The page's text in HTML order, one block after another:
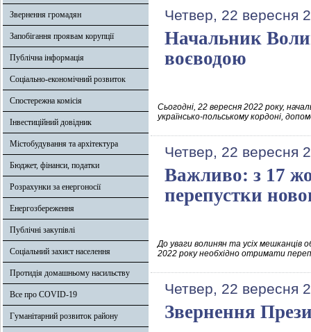
Звернення громадян
Запобігання проявам корупції
Публічна інформація
Соціально-економічний розвиток
Спостережна комісія
Інвестиційний довідник
Містобудування та архітектура
Бюджет, фінанси, податки
Розрахунки за енергоносії
Енергозбереження
Публічні закупівлі
Соціальний захист населення
Протидія домашньому насильству
Все про COVID-19
Гуманітарний розвиток району
Четвер, 22 вересня
Начальник
воєводою
Сьогодні, 22 вересня 2022 року,
українсько-польському кордоні,
Четвер, 22 вересня
Важливо: з 17
перепустки
До уваги волинян та усіх мешканців
2022 року необхідно отримати
Четвер, 22 вересня
Звернення